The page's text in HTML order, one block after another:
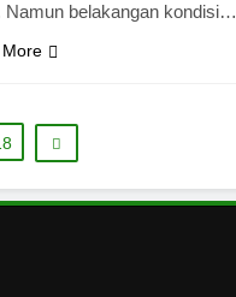
Namun belakangan kondisi…